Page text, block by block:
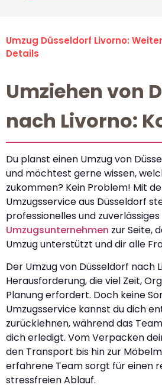
Umzug Düsseldorf Livorno:
Details
Umziehen von
nach Livorno:
Du planst einen Umzug von
und möchtest gerne wissen,
zukommen? Kein Problem! Mit
Umzugsservice aus Düsseldorf
professionelles und zuverlässiges
Umzugsunternehmen zur Seite,
Umzug unterstützt und dir alle
Der Umzug von Düsseldorf nach
Herausforderung, die viel Zeit,
Planung erfordert. Doch keine
Umzugsservice kannst du dich
zurücklehnen, während das
dich erledigt. Vom Verpacken
den Transport bis hin zur
erfahrene Team sorgt für einen
stressfreien Ablauf.